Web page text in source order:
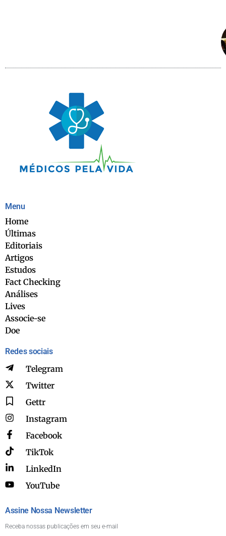
Menu
Home
Últimas
Editoriais
Artigos
Estudos
Fact Checking
Análises
Lives
Associe-se
Doe
Redes sociais
Telegram
Twitter
Gettr
Instagram
Facebook
TikTok
LinkedIn
YouTube
Assine Nossa Newsletter
Receba nossas publicações em seu e-mail